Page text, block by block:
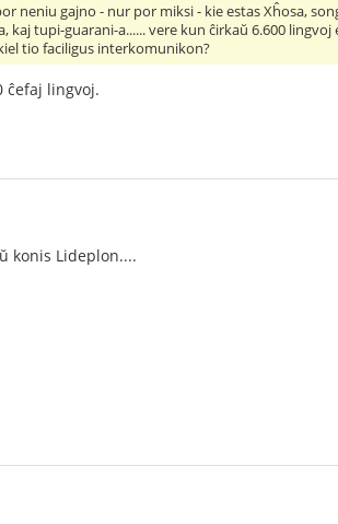
neniu gajno - nur por miksi - kie estas Xĥosa,
kaj tupi-guarani-a...... vere kun ĉirkaŭ 6.600
tio faciligus interkomunikon?
ĉefaj lingvoj.
konis Lideplon....